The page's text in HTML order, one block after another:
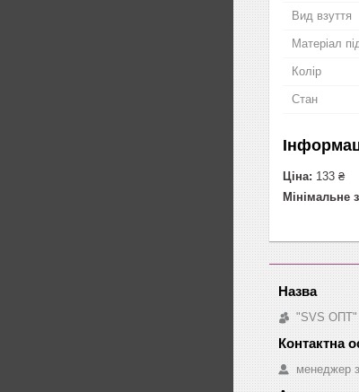
Вид взуття
Матеріал
Колір
Стан
Ціна: 133 ₴
Мінімальне
"SVS ОПТ"
менеджер